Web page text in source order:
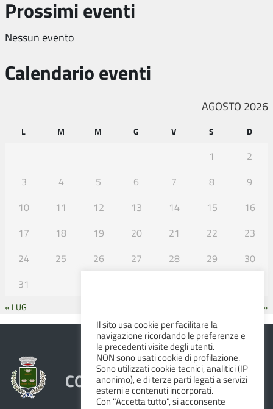
Prossimi eventi
Nessun evento
Calendario eventi
AGOSTO 2026
L M M G V S D
1
2
3
4 5 6 7 8
9
10
11 12 13 14 15
16
17
18 19 20 21 22
23
24
25 26 27 28 29
30
31
« LUG SET »
COMUNE DI ALBINEA
Il sito usa cookie per facilitare la
navigazione ricordando le preferenze e
le precedenti visite degli utenti.
NON sono usati cookie di profilazione.
Sono utilizzati cookie tecnici, analitici (IP
anonimo), e di terze parti legati a servizi
esterni e contenuti incorporati.
Con "Accetta tutto", si acconsente